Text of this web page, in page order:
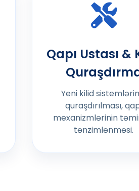
Qapı Ustası &
Yeni kilid
quraşdırılması,
mexanizmlərinin
tənzimlənməsi.